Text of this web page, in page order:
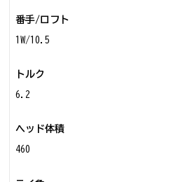
番手/ロフト
1W/10.5
トルク
6.2
ヘッド体積
460